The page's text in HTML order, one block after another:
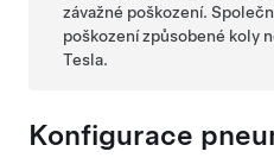
závažné poškození.
poškození způsobené koly
Tesla.
Konfigurace